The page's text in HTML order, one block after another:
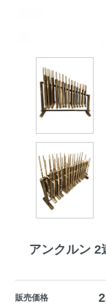
アンクルン
販売価格